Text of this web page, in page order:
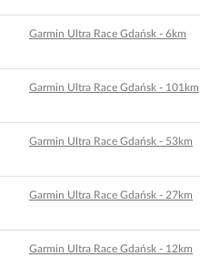
Garmin Ultra Race Gdańsk - 6km
Garmin Ultra Race Gdańsk - 101km
Garmin Ultra Race Gdańsk - 53km
Garmin Ultra Race Gdańsk - 27km
Garmin Ultra Race Gdańsk - 12km